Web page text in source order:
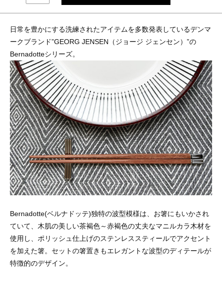
日常を豊かにする洗練されたアイテムを多数発表しているデンマ
ークブランド”GEORG JENSEN（ジョージ ジェンセン）”の
Bernadotteシリーズ。
Bernadotte(ベルナドッテ)独特の波型模様は、お箸にもいかされ
ていて、木肌の美しい茶褐色～赤褐色の丈夫なマニルカラ木材を
使用し、ポリッシュ仕上げのステンレススティールでアクセント
を加えた箸。セットの箸置きもエレガントな波型のディテールが
特徴的のデザイン。